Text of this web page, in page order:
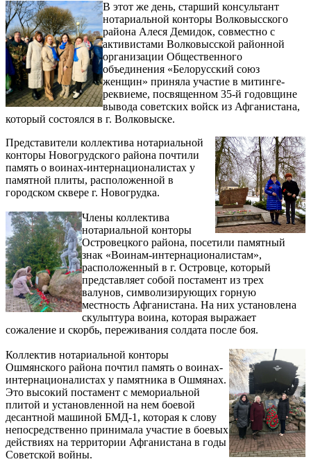
В этот же день, старший консультант
нотариальной конторы Волковысского
района Алеся Демидок, совместно с
активистами Волковысской районной
организации Общественного
объединения «Белорусский союз
женщин» приняла участие в митинге-
реквиеме, посвященном 35-й годовщине
вывода советских войск из Афганистана,
который состоялся в г. Волковыске.
Представители коллектива нотариальной
конторы Новогрудского района почтили
память о воинах-интернационалистах у
памятной плиты, расположенной в
городском сквере г. Новогрудка.
Члены коллектива
нотариальной конторы
Островецкого района, посетили памятный
знак «Воинам-интернационалистам»,
расположенный в г. Островце, который
представляет собой постамент из трех
валунов, символизирующих горную
местность Афганистана. На них установлена
скульптура воина, которая выражает
сожаление и скорбь, переживания солдата после боя.
Коллектив нотариальной конторы
Ошмянского района почтил память о воинах-
интернационалистах у памятника в Ошмянах.
Это высокий постамент с мемориальной
плитой и установленной на нем боевой
десантной машиной БМД-1, которая к слову
непосредственно принимала участие в боевых
действиях на территории Афганистана в годы
Советской войны.